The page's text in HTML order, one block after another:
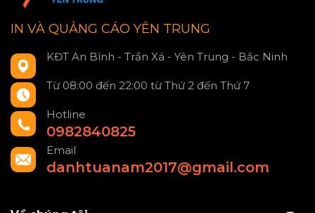
IN VÀ QUẢNG CÁO YÊN TRUNG
KĐT An Bình - Trần Xá - Yên Trung - Bắc Ninh
Từ 08:00 đến 22:00 từ Thứ 2 đến Thứ 7
Hotline
0982840825
Email
danhtuanam2017@gmail.com